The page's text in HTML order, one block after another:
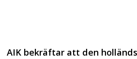
AIK bekräftar att den